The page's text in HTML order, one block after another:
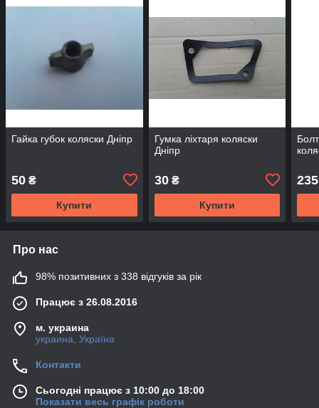
Гайка губок коляски Дніпр
50 ₴
Купити
Гумка ліхтаря коляски
Дніпр
30₴
Купити
235
Про нас
98% позитивних з 338 відгуків за рік
Працює з 26.08.2016
м. украина
украина, Україна
Контакти
Сьогодні працює з 10:00 до 18:00
Показати весь графік роботи